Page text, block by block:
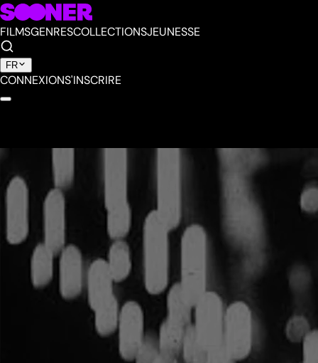
FILMSGENRESCOLLECTIONSJEUNESSE
FR
CONNEXIONS'INSCRIRE